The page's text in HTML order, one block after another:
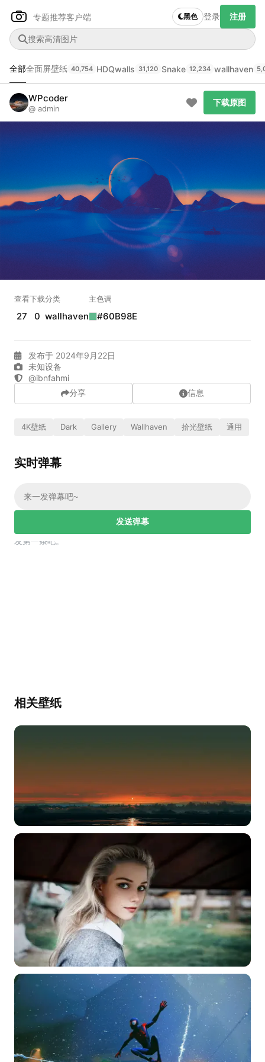
专题推荐客户端 黑色 登录 注册
全部全面屏壁纸 40,754 HDQwalls 31,120 Snake 12,234 wallhaven
WPcoder
@ admin
下载原图
查看
27
下载
0
分类
wallhaven
主色调
#60B98E
发布于 2024年9月22日
未知设备
@ibnfahmi
分享 信息
4K壁纸 Dark Gallery Wallhaven 拾光壁纸 通用
实时弹幕
发送弹幕
，发第一条吧。
相关壁纸
Author Name
@author
未知设备
在主题许可下可免费使用
信息
加载弹幕...
正在生成支付二维码...